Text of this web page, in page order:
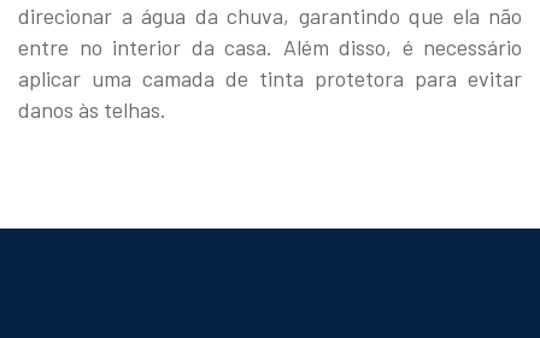
direcionar a água da chuva, garantindo que ela não
entre no interior da casa. Além disso, é necessário
aplicar uma camada de tinta protetora para evitar
danos às telhas.